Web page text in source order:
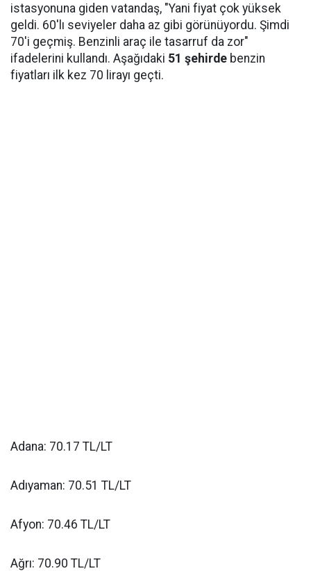
istasyonuna giden vatandaş, "Yani fiyat çok yüksek
geldi. 60'lı seviyeler daha az gibi görünüyordu. Şimdi
70'i geçmiş. Benzinli araç ile tasarruf da zor"
ifadelerini kullandı. Aşağıdaki 51 şehirde benzin
fiyatları ilk kez 70 lirayı geçti.
Adana: 70.17 TL/LT
Adıyaman: 70.51 TL/LT
Afyon: 70.46 TL/LT
Ağrı: 70.90 TL/LT